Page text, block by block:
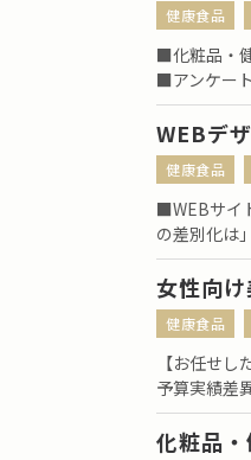
健康食品
■化粧品・
■アンケー
WEBデ
健康食品
■WEBサイ
の差別化は
女性向
健康食品
【お任せ
予算実績差
化粧品